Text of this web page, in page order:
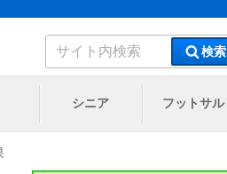
索:
検索
シニア フットサル